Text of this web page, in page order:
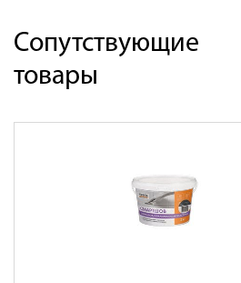
Сопутствующие
товары